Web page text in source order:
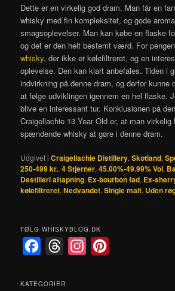
Dette er en virkelig god dram. Man får en
whisky med fin kompleksitet, og gode
smagsoplevelser. Man kan købe en flaske
og det er den helt bestemt værd. For
whisky, der ikke er kølefiltreret, og en
oplevelse. Den kan klart anbefales. Tiden i
indvirkning på denne dram, og derfor
at følge udviklingen igennem en hel flaske.
blive en interessant tur. Konklusionen på
Craigellachie 13 Year Old er, at man virkelig
spændende whisky at gøre i denne dram.
Udgivet i Craigellachie Distillery,Skotland,
250-499 kr.,4 Stjerner,45.00%-49.99% Vol,
Destilleri aftapning, Ex-bourbon fad, Ex-
kølefiltreret,Nedvandet,Single malt, Uden
FØLG WHISKYBLOG.DK
c
r
KATEGORIER